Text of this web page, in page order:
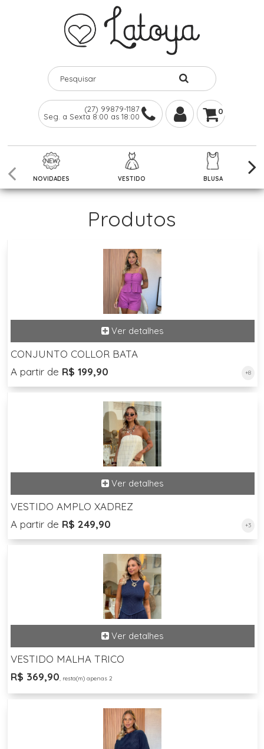
(27) 99879-1187
Seg. a Sexta 8:00 as 18:00
0
NOVIDADES VESTIDO BLUSA
Produtos
CONJUNTO COLLOR BATA
A partir de R$ 199,90 +8
VESTIDO AMPLO XADREZ
A partir de R$ 249,90 +3
VESTIDO MALHA TRICO
R$ 369,90, resta(m) apenas 2